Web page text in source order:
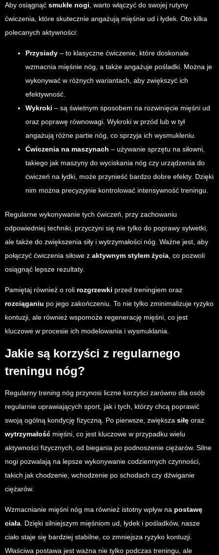
Aby osiągnąć smukłe nogi , warto włączyć do swojej rutyny
ćwiczenia, które skutecznie angażują mięśnie ud i łydek. Oto kilka
polecanych aktywności:
Przysiady – to klasyczne ćwiczenie, które doskonale
wzmacnia mięśnie nóg, a także angażuje pośladki. Można je
wykonywać w różnych wariantach, aby zwiększyć ich
efektywność.
Wykroki – są świetnym sposobem na rozwinięcie mięśni ud
oraz poprawę równowagi. Wykroki w przód lub w tył
angażują różne partie nóg, co sprzyja ich wysmukleniu.
Ćwiczenia na maszynach – używanie sprzętu na siłowni,
takiego jak maszyny do wyciskania nóg czy urządzenia do
ćwiczeń na łydki, może przynieść bardzo dobre efekty. Dzięki
nim można precyzyjnie kontrolować intensywność treningu.
Regularne wykonywanie tych ćwiczeń, przy zachowaniu
odpowiedniej techniki, przyczyni się nie tylko do poprawy sylwetki,
ale także do zwiększenia siły i wytrzymałości nóg. Ważne jest, aby
połączyć ćwiczenia siłowe z aktywnym stylem życia , co pozwoli
osiągnąć lepsze rezultaty.
Pamiętaj również o roli rozgrzewki przed treningiem oraz
rozciąganiu po jego zakończeniu. To nie tylko zminimalizuje ryzyko
kontuzji, ale również wspomoże regenerację mięśni, co jest
kluczowe w procesie ich modelowania i wysmuklania.
Jakie są korzyści z regularnego
treningu nóg?
Regularny trening nóg przynosi liczne korzyści zarówno dla osób
regularnie uprawiających sport, jak i tych, którzy chcą poprawić
swoją ogólną kondycję fizyczną. Po pierwsze, zwiększa siłę oraz
wytrzymałość mięśni, co jest kluczowe w przypadku wielu
aktywności fizycznych, od biegania po podnoszenie ciężarów. Silne
nogi pozwalają na lepsze wykonywanie codziennych czynności,
takich jak chodzenie, wchodzenie po schodach czy dźwiganie
ciężarów.
Wzmacnianie mięśni nóg ma również istotny wpływ na postawę
ciała . Dzięki silniejszym mięśniom ud, łydek i pośladków, nasze
ciało staje się bardziej stabilne, co zmniejsza ryzyko kontuzji.
Właściwa postawa jest ważna nie tylko podczas treningu, ale